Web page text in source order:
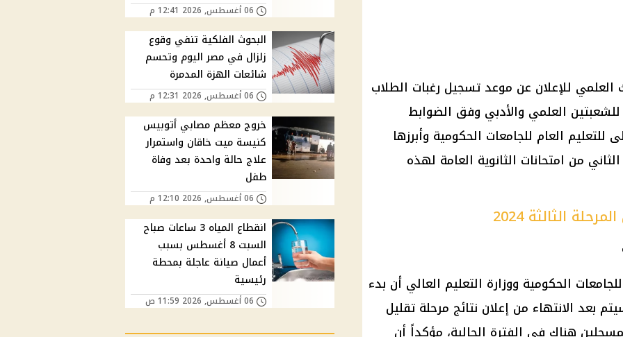
العلمي للإعلان عن موعد تسجيل رغبات الطلاب
مع المرحلة الثالثة 2024 للشعبتين العلمي والأدبي وفق الضوابط
العام للجامعات الحكومية وأبرزها
من امتحانات الثانوية العامة لهذه
الثالثة 2024
الحكومية ووزارة التعليم العالي أن بدء
المرحلة الثالثة عام 2024 سيتم بعد الانتهاء من إعلان نتائج مرحلة تقليل
هناك في الفترة الحالية، مؤكداً أن
06 أغسطس, 2026 12:41 م
البحوث الفلكية تنفي وقوع
زلزال في مصر اليوم وتحسم
شائعات الهزة المدمرة
06 أغسطس, 2026 12:31 م
خروج معظم مصابي أتوبيس
كنيسة ميت خاقان واستمرار
علاج حالة واحدة بعد وفاة
طفل
06 أغسطس, 2026 12:10 م
انقطاع المياه 3 ساعات صباح
السبت 8 أغسطس بسبب
أعمال صيانة عاجلة بمحطة
رئيسية
06 أغسطس, 2026 11:59 ص